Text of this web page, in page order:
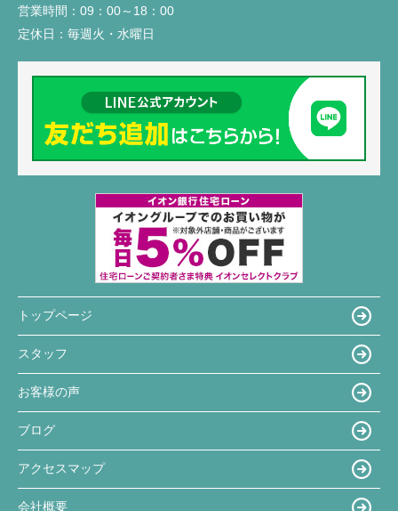
営業時間： 09：00～18：00
定休日： 毎週火・水曜日
トップページ
スタッフ
お客様の声
ブログ
アクセスマップ
会社概要